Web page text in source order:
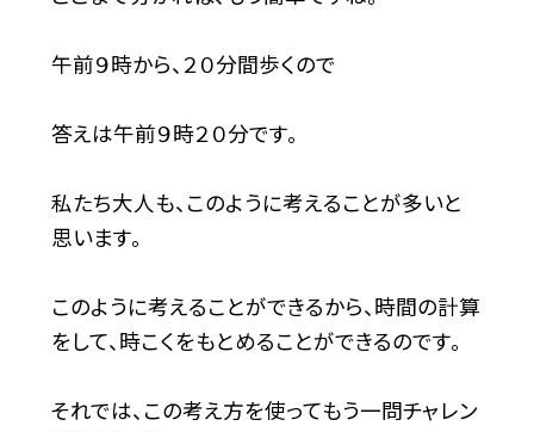
午前９時から、２０分間歩くので
答えは午前９時２０分です。
私たち大人も、このように考えることが多いと
思います。
このように考えることができるから、時間の計算
をして、時こくをもとめることができるのです。
それでは、この考え方を使ってもう一問チャレン